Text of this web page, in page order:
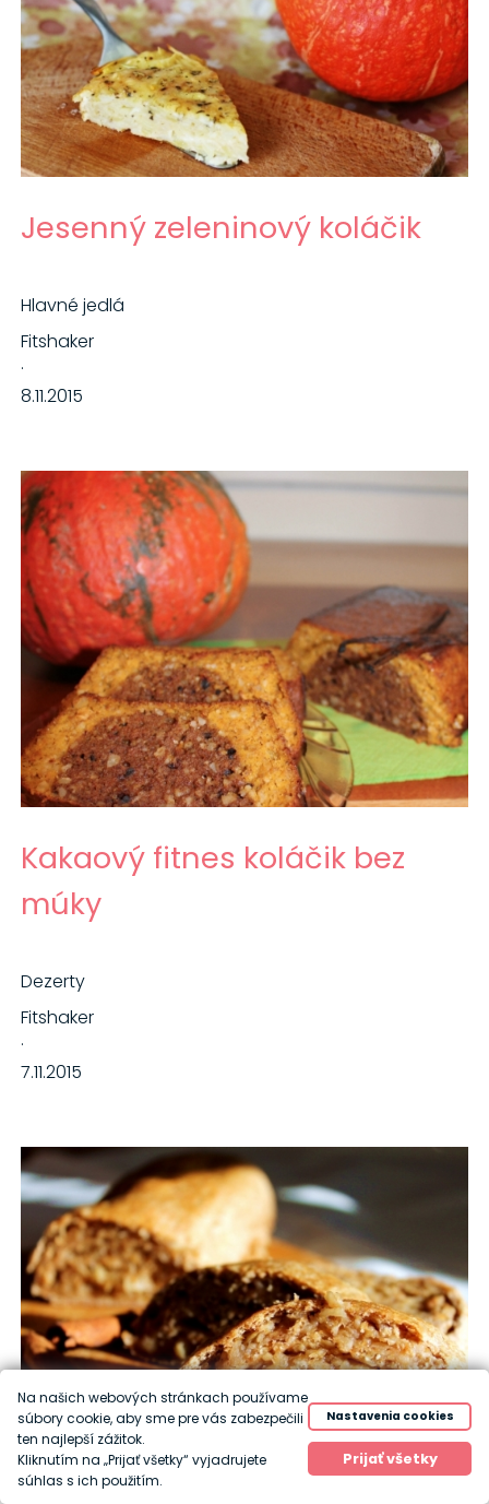
Jesenný zeleninový koláčik
Hlavné jedlá
Fitshaker
·
8.11.2015
Kakaový fitnes koláčik bez
múky
Dezerty
Fitshaker
·
7.11.2015
Na našich webových stránkach používame
súbory cookie, aby sme pre vás zabezpečili
ten najlepší zážitok.
Kliknutím na „Prijať všetky“ vyjadrujete
súhlas s ich použitím.
Nastavenia cookies
Prijať všetky